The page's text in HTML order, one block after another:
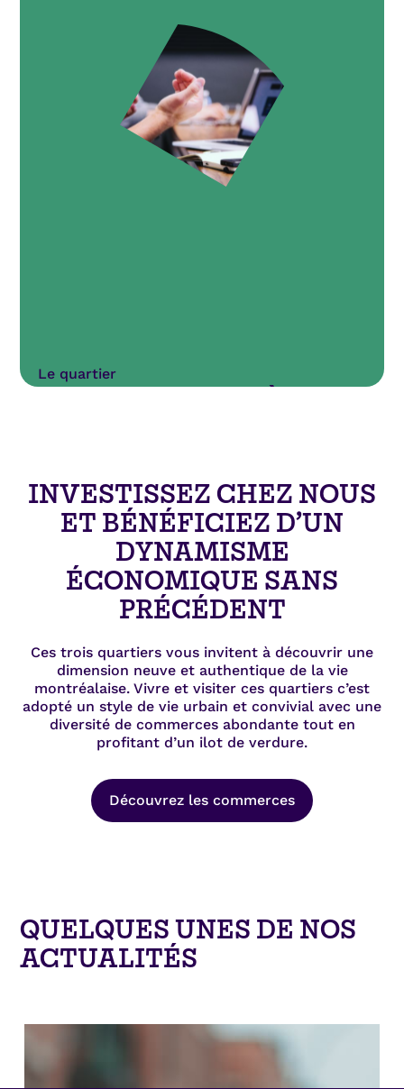
Le quartier
NOUS SOMMES LÀ POUR
des commerçants et des entreprises du
territoire afin de faciliter le quotidien de nos
membres, tout en contribuant à faire
rayonner et unifier ses quartiers en
respectant leur caractère unique,
authentique et distinctif.
INVESTISSEZ CHEZ NOUS
ET BÉNÉFICIEZ D’UN
DYNAMISME
ÉCONOMIQUE SANS
PRÉCÉDENT
Ces trois quartiers vous invitent à découvrir une
dimension neuve et authentique de la vie
montréalaise. Vivre et visiter ces quartiers c’est
adopté un style de vie urbain et convivial avec une
diversité de commerces abondante tout en
profitant d’un ilot de verdure.
Découvrez les commerces
QUELQUES UNES DE NOS
ACTUALITÉS